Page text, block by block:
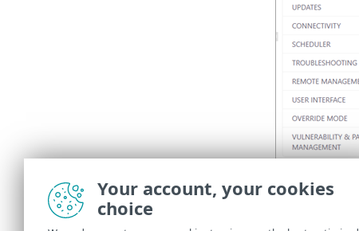
Your account, your cookies
choice